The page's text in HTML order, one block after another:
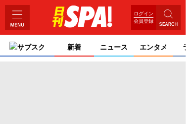
ログイン
会員登録
サブスク 新着 ニュース エンタメ ライ